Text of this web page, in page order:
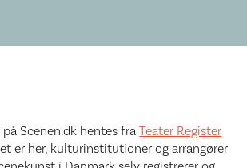
Scenen.dk hentes fraTeater Register
er her, kulturinstitutioner og arrangører